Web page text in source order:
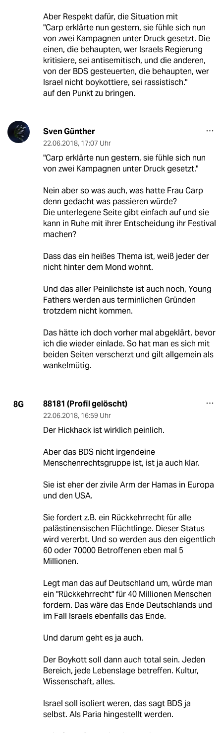
Aber Respekt dafür, die Situation mit
"Carp erklärte nun gestern, sie fühle sich nun
von zwei Kampagnen unter Druck gesetzt. Die
einen, die behaupten, wer Israels Regierung
kritisiere, sei antisemitisch, und die anderen,
von der BDS gesteuerten, die behaupten, wer
Israel nicht boykottiere, sei rassistisch."
auf den Punkt zu bringen.
Sven Günther
22.06.2018, 17:07 Uhr
"Carp erklärte nun gestern, sie fühle sich nun
von zwei Kampagnen unter Druck gesetzt."
Nein aber so was auch, was hatte Frau Carp
denn gedacht was passieren würde?
Die unterlegene Seite gibt einfach auf und sie
kann in Ruhe mit ihrer Entscheidung ihr Festival
machen?
Dass das ein heißes Thema ist, weiß jeder der
nicht hinter dem Mond wohnt.
Und das aller Peinlichste ist auch noch, Young
Fathers werden aus terminlichen Gründen
trotzdem nicht kommen.
Das hätte ich doch vorher mal abgeklärt, bevor
ich die wieder einlade. So hat man es sich mit
beiden Seiten verscherzt und gilt allgemein als
wankelmütig.
8G 88181 (Profil gelöscht)
22.06.2018, 16:59 Uhr
Der Hickhack ist wirklich peinlich.
Aber das BDS nicht irgendeine
Menschenrechtsgruppe ist, ist ja auch klar.
Sie ist eher der zivile Arm der Hamas in Europa
und den USA.
Sie fordert z.B. ein Rückkehrrecht für alle
palästinensischen Flüchtlinge. Dieser Status
wird vererbt. Und so werden aus den eigentlich
60 oder 70000 Betroffenen eben mal 5
Millionen.
Legt man das auf Deutschland um, würde man
ein "Rückkehrrecht" für 40 Millionen Menschen
fordern. Das wäre das Ende Deutschlands und
im Fall Israels ebenfalls das Ende.
Und darum geht es ja auch.
Der Boykott soll dann auch total sein. Jeden
Bereich, jede Lebenslage betreffen. Kultur,
Wissenschaft, alles.
Israel soll isoliert weren, das sagt BDS ja
selbst. Als Paria hingestellt werden.